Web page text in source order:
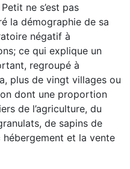
de l’eausur le
de Communes : Voir
plus simple, plus
c’est aussi
lignes ferroviaires
ne s’est pas
la démographie de sa
négatif à
ce qui explique un
regroupé à
plus de vingt villages ou
dont une proportion
de l’agriculture, du
de sapins de
et la vente